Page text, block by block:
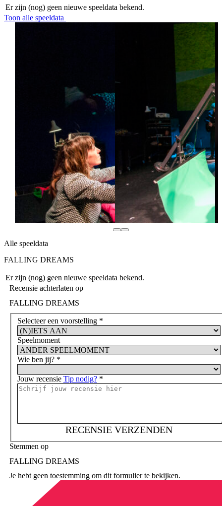
Er zijn (nog) geen nieuwe speeldata bekend.
Toon alle speeldata
Alle speeldata
FALLING DREAMS
Er zijn (nog) geen nieuwe speeldata bekend.
Recensie achterlaten op
FALLING DREAMS
Selecteer een voorstelling *
Speelmoment
Wie ben jij? *
Jouw recensie Tip nodig? *
RECENSIE VERZENDEN
Stemmen op
FALLING DREAMS
Je hebt geen toestemming om dit formulier te bekijken.